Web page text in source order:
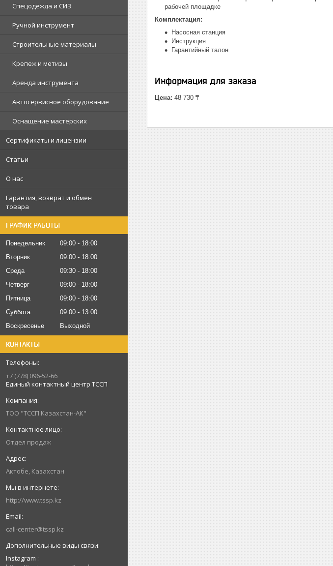
Спецодежда и СИЗ
Ручной инструмент
Строительные материалы
Крепеж и метизы
Аренда инструмента
Автосервисное оборудование
Оснащение мастерских
Сертификаты и лицензии
Статьи
О нас
Гарантия, возврат и обмен
товара
ГРАФИК РАБОТЫ
Понедельник 09:00
18:00
Вторник
09:00
18:00
Среда
09:30
18:00
Четверг
09:00
18:00
Пятница
09:00
18:00
Суббота
09:00
13:00
Воскресенье
Выходной
КОНТАКТЫ
+7 (778) 096-52-66
Единый контактный центр ТССП
ТОО "ТССП Казахстан-АК"
Отдел продаж
Актобе, Казахстан
http://www.tssp.kz
call-center@tssp.kz
Instagram
рабочей площадке
Комплектация:
Насосная станция
Инструкция
Гарантийный талон
Информация для заказа
Цена: 48 730 ₸